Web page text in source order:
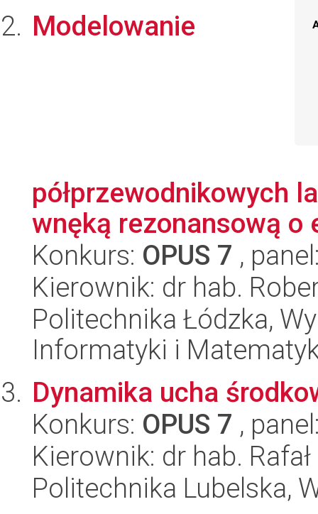
Modelowanie
półprzewodnikowych
wnęką rezonansową
Konkurs: OPUS 7 ,
Kierownik: dr hab.
Politechnika Łódzka,
Informatyki i
Dynamika ucha
Konkurs: OPUS 7 ,
Kierownik: dr hab.
Politechnika Lubelska,